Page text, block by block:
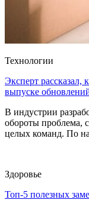
Технологии
Эксперт рассказал,
выпуске
В индустрии
обороты проблема,
целых команд. По
Здоровье
Топ-5 полезных